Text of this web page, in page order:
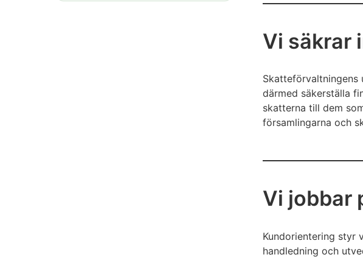
Vi säkrar
därmed säkerställa
skatterna till dem
församlingarna och
Vi jobbar
Kundorientering styr
handledning och